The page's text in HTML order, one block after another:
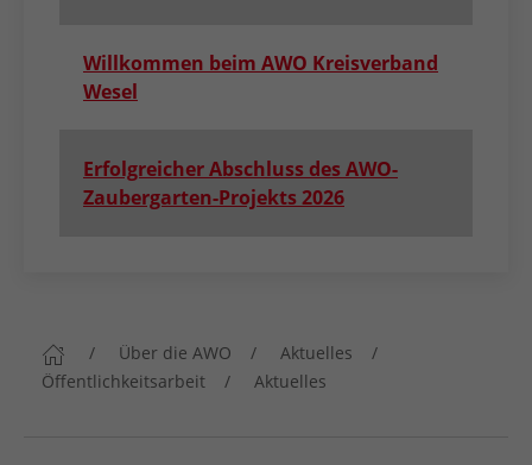
Willkommen beim AWO Kreisverband
Wesel
Erfolgreicher Abschluss des AWO-
Zaubergarten-Projekts 2026
Über die AWO
Aktuelles
Öffentlichkeitsarbeit
Aktuelles